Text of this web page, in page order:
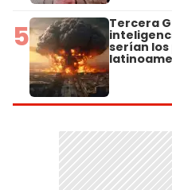
5 Tercera
serían